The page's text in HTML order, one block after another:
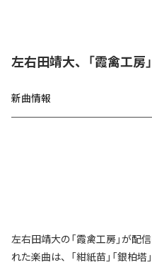
左右田靖大、「霞禽工房
新曲情報
左右田靖大の「霞禽工房」が配
れた楽曲は、「紺紙苗」「銀柏塔